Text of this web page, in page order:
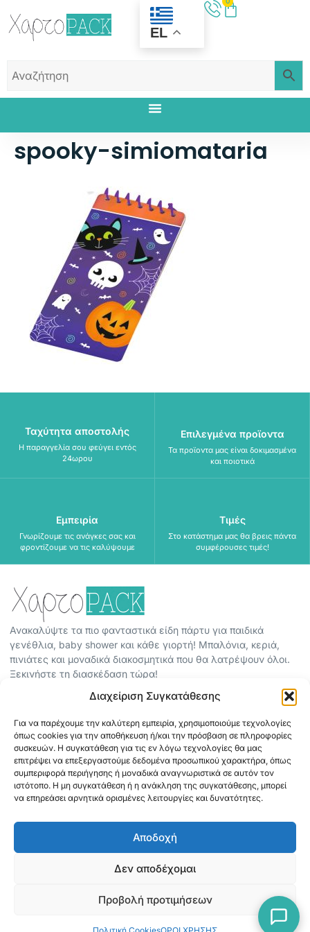
Διαχείριση Συγκατάθεσης
Για να παρέχουμε την καλύτερη εμπειρία, χρησιμοποιούμε τεχνολογίες
όπως cookies για την αποθήκευση ή/και την πρόσβαση σε πληροφορίες
συσκευών. Η συγκατάθεση για τις εν λόγω τεχνολογίες θα μας
επιτρέψει να επεξεργαστούμε δεδομένα προσωπικού χαρακτήρα, όπως
συμπεριφορά περιήγησης ή μοναδικά αναγνωριστικά σε αυτόν τον
ιστότοπο. Η μη συγκατάθεση ή η ανάκληση της συγκατάθεσης, μπορεί
να επηρεάσει αρνητικά ορισμένες λειτουργίες και δυνατότητες.
Αποδοχή
Δεν αποδέχομαι
Προβολή προτιμήσεων
EL
spooky-simiomataria
Ταχύτητα αποστολής
Η παραγγελία σου φεύγει εντός
24ωρου
Επιλεγμένα προϊοντα
Τα προϊοντα μας είναι δοκιμασμένα
και ποιοτικά
Εμπειρία
Γνωρίζουμε τις ανάγκες σας και
φροντίζουμε να τις καλύψουμε
Τιμές
Στο κατάστημα μας θα βρεις πάντα
συμφέρουσες τιμές!
Ανακαλύψτε τα πιο φανταστικά είδη πάρτυ για παιδικά
γενέθλια, baby shower και κάθε γιορτή! Μπαλόνια, κεριά,
πινιάτες και μοναδικά διακοσμητικά που θα λατρέψουν όλοι.
Ξεκινήστε τη διασκέδαση τώρα!
ΟΡΟΙ ΧΡΗΣΗΣ
ΠΟΛΙΤΙΚΗ ΑΠΟΡΡΗΤΟΥ
ABOUT
ΕΠΙΚΟΙΝΩΝΙΑ
Copyright © 2026 Mediaspot.gr Κατασκευή ιστοσελίδων